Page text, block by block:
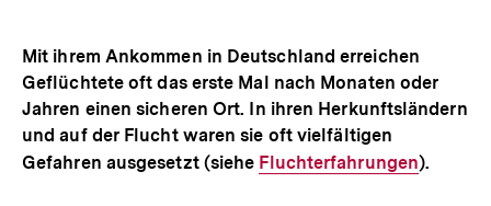
Mit ihrem Ankommen in Deutschland erreichen
Geflüchtete oft das erste Mal nach Monaten oder
Jahren einen sicheren Ort. In ihren Herkunftsländern
und auf der Flucht waren sie oft vielfältigen
Gefahren ausgesetzt (siehe Interner
Fluchterfahrungen).